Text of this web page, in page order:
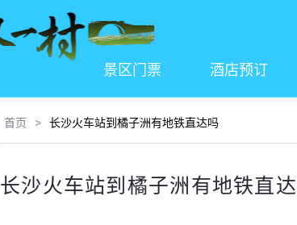
景区门票 酒店预订
首页 > 长沙火车站到橘子洲有地铁直达吗
长沙火车站到橘子洲有地铁直